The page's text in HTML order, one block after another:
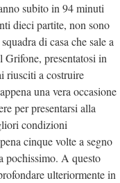
subito in 94 minuti
dieci partite, non sono
di casa che sale a
presentatosi in
riusciti a costruire
una vera occasione
per presentarsi alla
condizioni
cinque volte a segno
pochissimo. A questo
ulteriormente in